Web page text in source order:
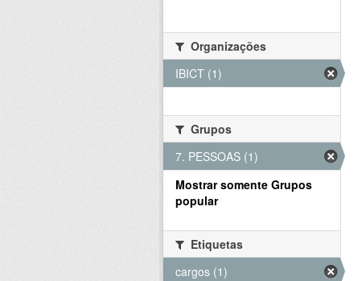
Organizações
IBICT (1)
Grupos
7. PESSOAS (1)
Mostrar somente Grupos
popular
Etiquetas
cargos (1)